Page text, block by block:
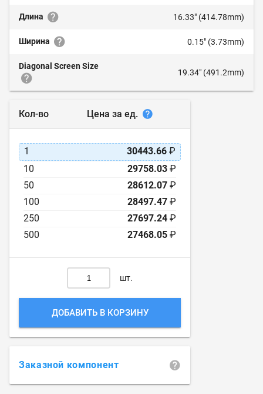
Длина 16.33" (414.78mm)
Ширина 0.15" (3.73mm)
Diagonal Screen Size
19.34" (491.2mm)
Кол-во Цена за ед.
1 30443.66 ₽
10
29758.03 ₽
50
28612.07 ₽
100
28497.47 ₽
250
27697.24 ₽
500
27468.05 ₽
шт.
ДОБАВИТЬ В КОРЗИНУ
Заказной компонент